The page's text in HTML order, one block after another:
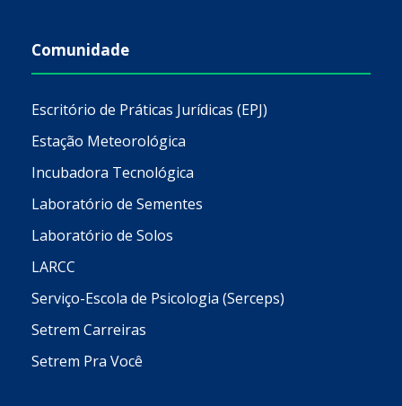
Comunidade
Escritório de Práticas Jurídicas (EPJ)
Estação Meteorológica
Incubadora Tecnológica
Laboratório de Sementes
Laboratório de Solos
LARCC
Serviço-Escola de Psicologia (Serceps)
Setrem Carreiras
Setrem Pra Você